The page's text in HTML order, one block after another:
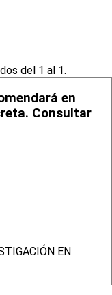
del 1 al 1.
en
Consultar
EN